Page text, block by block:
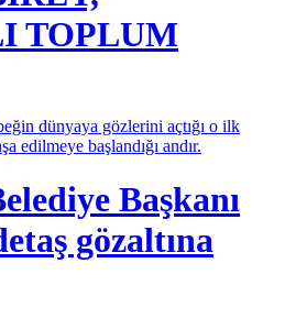
TOPLUM
dünyaya gözlerini açtığı o ilk
Başkanı
gözaltına